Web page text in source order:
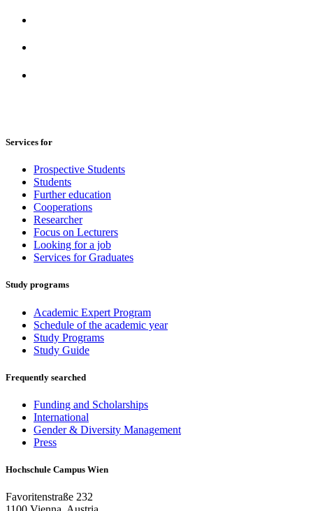
Services for
Prospective Students
Students
Further education
Cooperations
Researcher
Focus on Lecturers
Looking for a job
Services for Graduates
Study programs
Academic Expert Program
Schedule of the academic year
Study Programs
Study Guide
Frequently searched
Funding and Scholarships
International
Gender & Diversity Management
Press
Hochschule Campus Wien
Favoritenstraße 232